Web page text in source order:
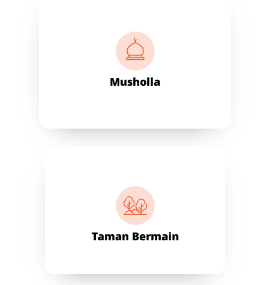
Musholla
Taman Bermain